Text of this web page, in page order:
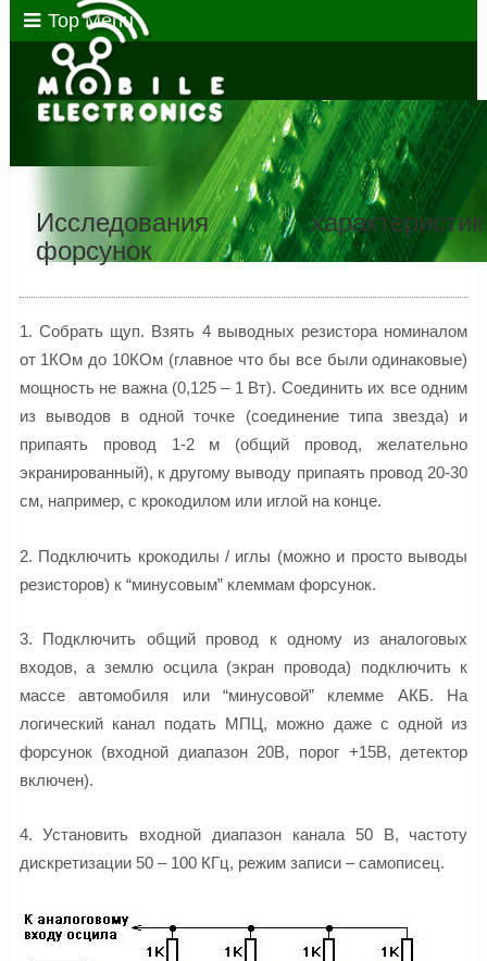
Top Menu
Исследования характеристик
форсунок
1. Собрать щуп. Взять 4 выводных резистора номиналом
от 1КОм до 10КОм (главное что бы все были одинаковые)
мощность не важна (0,125 – 1 Вт). Соединить их все одним
из выводов в одной точке (соединение типа звезда) и
припаять провод 1-2 м (общий провод, желательно
экранированный), к другому выводу припаять провод 20-30
см, например, с крокодилом или иглой на конце.
2. Подключить крокодилы / иглы (можно и просто выводы
резисторов) к “минусовым” клеммам форсунок.
3. Подключить общий провод к одному из аналоговых
входов, а землю осцила (экран провода) подключить к
массе автомобиля или “минусовой” клемме АКБ. На
логический канал подать МПЦ, можно даже с одной из
форсунок (входной диапазон 20В, порог +15В, детектор
включен).
4. Установить входной диапазон канала 50 В, частоту
дискретизации 50 – 100 КГц, режим записи – самописец.